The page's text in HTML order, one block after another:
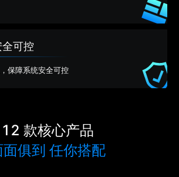
可控
保障系统安全可控
12 款核心产品
面俱到 任你搭配